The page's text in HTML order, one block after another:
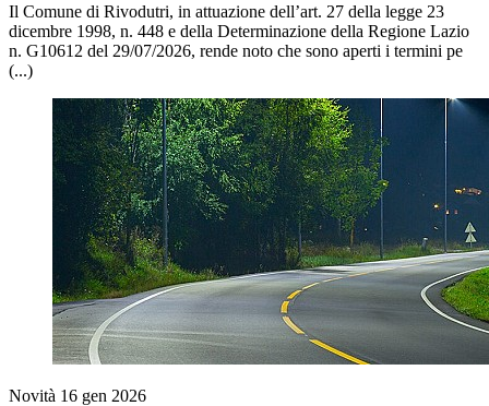
Il Comune di Rivodutri, in attuazione dell’art. 27 della legge 23
dicembre 1998, n. 448 e della Determinazione della Regione Lazio
n. G10612 del 29/07/2026, rende noto che sono aperti i termini pe
(...)
Novità 16 gen 2026